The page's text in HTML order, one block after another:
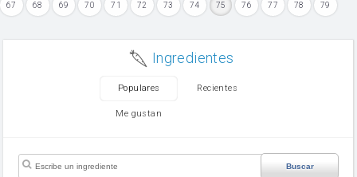
67 68 69 70 71 72 73 74 75 76 77 78 79
Ingredientes
Populares Recientes
Me gustan
Buscar